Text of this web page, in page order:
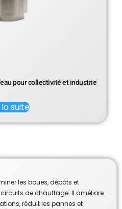
pour collectivité et industrie
la suite
les boues, dépôts et
de chauffage. Il améliore
réduit les pannes et